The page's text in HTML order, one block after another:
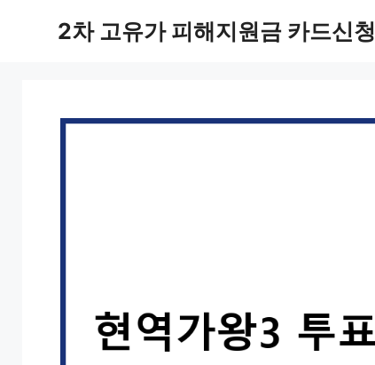
2차 고유가 피해지원금 카드신청